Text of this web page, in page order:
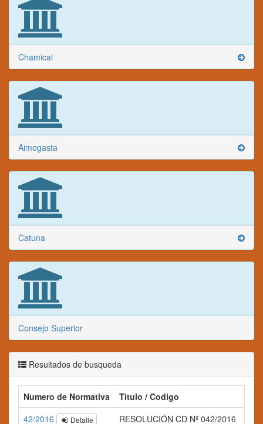
Chamical
Aimogasta
Catuna
Consejo Superior
Resultados de busqueda
Numero de Normativa Titulo / Codigo
42/2016
Detalle RESOLUCIÓN CD Nº 042/2016